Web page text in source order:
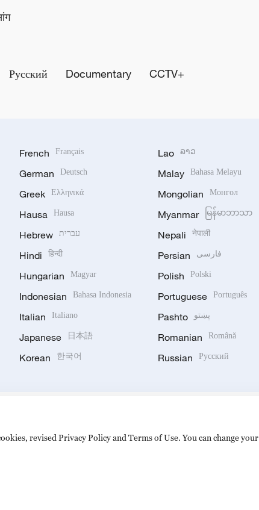
Русский Documentary CCTV+
French Français
German Deutsch
Greek Ελληνικά
Hausa Hausa
Hebrew עברית
Hindi हिन्दी
Hungarian Magyar
Indonesian Bahasa Indonesia
Italian Italiano
Japanese 日本語
Korean 한국어
Lao ລາວ
Malay Bahasa Melayu
Mongolian Монгол
Myanmar မြန်မာဘာသာ
Nepali नेपाली
Persian فارسی
Polish Polski
Portuguese Português
Pashto پښتو
Romanian Română
Russian Русский
revised Privacy Policy and Terms of Use. You can change your